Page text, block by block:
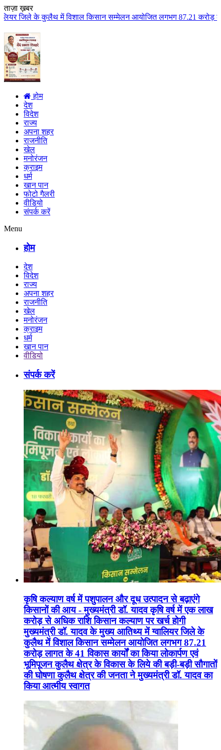
ताज़ा ख़बर
किसान सम्मेलन आयोजित लगभग 87.21 करोड़ लागत के 41 विकास
होम
देश
विदेश
राज्य
अपना शहर
राजनीति
खेल
मनोरंजन
क्राइम
धर्म
खान पान
फोटो गैलरी
वीडियो
संपर्क करें
Menu
होम
देश
विदेश
राज्य
अपना शहर
राजनीति
खेल
मनोरंजन
क्राइम
धर्म
खान पान
वीडियो
संपर्क करें
कृषि कल्याण वर्ष में पशुपालन और दूध उत्पादन से बढ़ाएंगे
किसानों की आय - मुख्यमंत्री डॉ. यादव कृषि वर्ष में एक लाख
करोड़ से अधिक राशि किसान कल्याण पर खर्च होगी
मुख्यमंत्री डॉ. यादव के मुख्य आतिथ्य में ग्वालियर जिले के
कुलैथ में विशाल किसान सम्मेलन आयोजित लगभग 87.21
करोड़ लागत के 41 विकास कार्यों का किया लोकार्पण एवं
भूमिपूजन कुलैथ क्षेत्र के विकास के लिये की बड़ी-बड़ी सौगातों
की घोषणा कुलैथ क्षेत्र की जनता ने मुख्यमंत्री डॉ. यादव का
किया आत्मीय स्वागत